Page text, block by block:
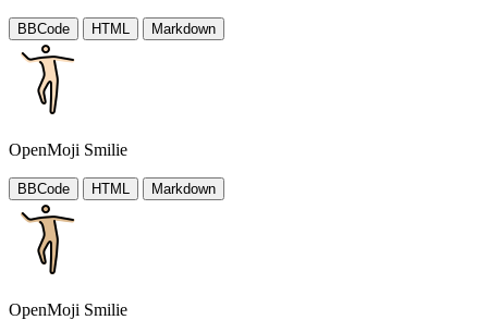
BBCode HTML Markdown
OpenMoji Smilie
BBCode HTML Markdown
OpenMoji Smilie